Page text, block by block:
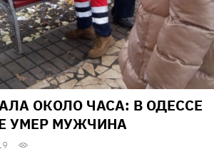
ОКОЛО ЧАСА: В ОДЕССЕ
УМЕР МУЖЧИНА